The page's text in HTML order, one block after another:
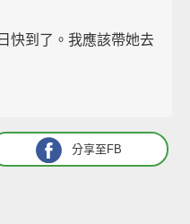
快到了。我應該帶她去
分享至FB